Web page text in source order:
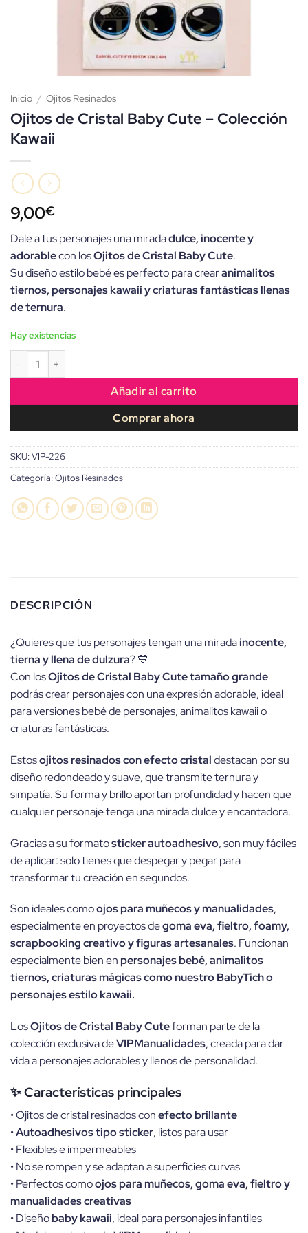
Inicio / Ojitos Resinados
Ojitos de Cristal Baby Cute – Colección
Kawaii
9,00€
Dale a tus personajes una miradadulce, inocente y
adorablecon losOjitos de Cristal Baby Cute.
Su diseño estilo bebé es perfecto para crearanimalitos
tiernos, personajes kawaii y criaturas fantásticas llenas
de ternura.
Hay existencias
Ojitos de Cristal Baby Cute - Colección Kawaii cantidad
Añadir al carrito
Comprar ahora
SKU:VIP-226
Categoría:Ojitos Resinados
DESCRIPCIÓN
¿Quieres que tus personajes tengan una miradainocente,
tierna y llena de dulzura? 💙
Con losOjitos de Cristal Baby Cute tamaño grande
podrás crear personajes con una expresión adorable, ideal
para versiones bebé de personajes, animalitos kawaii o
criaturas fantásticas.
Estosojitos resinados con efecto cristaldestacan por su
diseño redondeado y suave, que transmite ternura y
simpatía. Su forma y brillo aportan profundidad y hacen que
cualquier personaje tenga una mirada dulce y encantadora.
Gracias a su formatosticker autoadhesivo, son muy fáciles
de aplicar: solo tienes que despegar y pegar para
transformar tu creación en segundos.
Son ideales comoojos para muñecos y manualidades,
especialmente en proyectos degoma eva, fieltro, foamy,
scrapbooking creativo y figuras artesanales. Funcionan
especialmente bien en personajes bebé, animalitos
tiernos, criaturas mágicas como nuestro BabyTich o
personajes estilo kawaii.
LosOjitos de Cristal Baby Cuteforman parte de la
colección exclusiva deVIPManualidades, creada para dar
vida a personajes adorables y llenos de personalidad.
✨ Características principales
• Ojitos de cristal resinados conefecto brillante
•Autoadhesivos tipo sticker, listos para usar
• Flexibles e impermeables
• No se rompen y se adaptan a superficies curvas
• Perfectos comoojos para muñecos, goma eva, fieltro y
manualidades creativas
• Diseñobaby kawaii, ideal para personajes infantiles